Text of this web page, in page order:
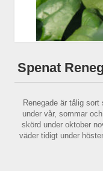
Spenat
Renegade är tålig
under vår, sommar
skörd under oktober
väder tidigt under